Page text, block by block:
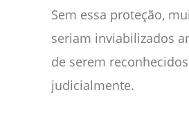
Sem essa proteção,
seriam inviabilizados
de serem reconhecidos
judicialmente.